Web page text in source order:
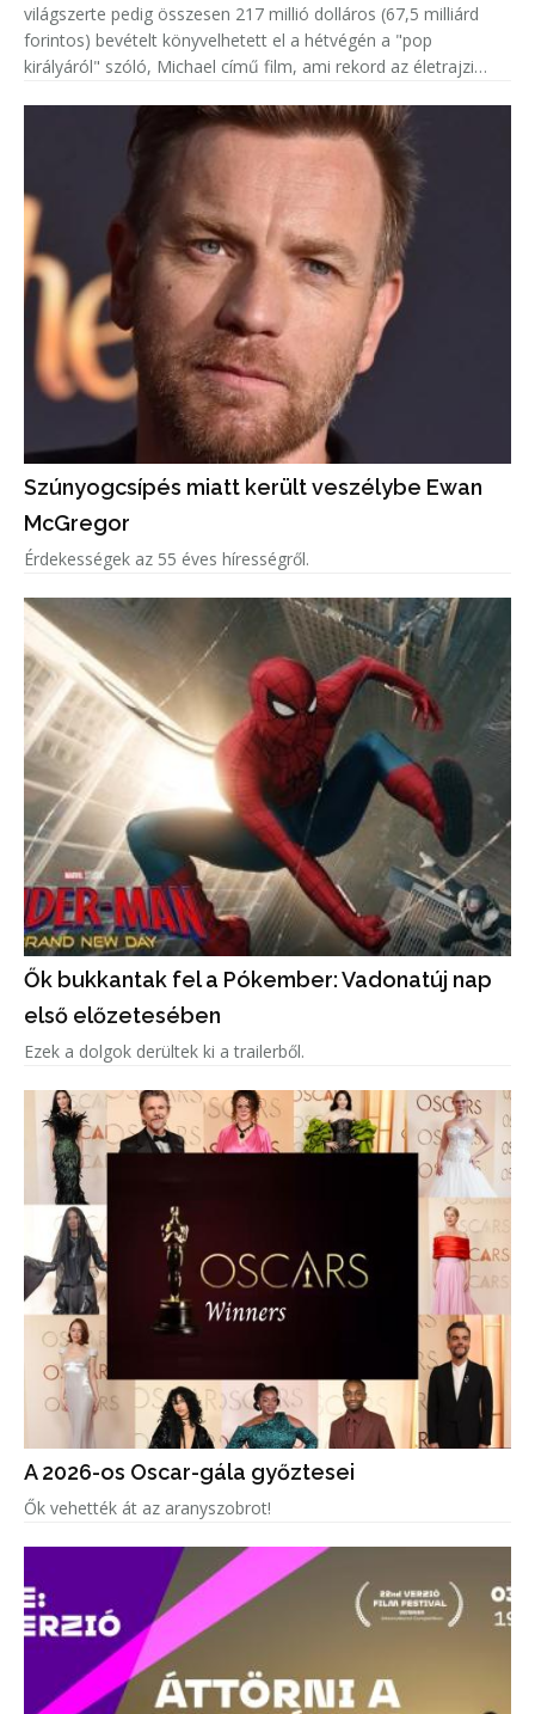
világszerte pedig összesen 217 millió dolláros (67,5 milliárd
forintos) bevételt könyvelhetett el a hétvégén a "pop
királyáról" szóló, Michael című film, ami rekord az életrajzi
Szúnyogcsípés miatt került veszélybe Ewan
McGregor
Érdekességek az 55 éves hírességről.
Ők bukkantak fel a Pókember: Vadonatúj nap
első előzetesében
Ezek a dolgok derültek ki a trailerből.
A 2026-os Oscar-gála győztesei
Ők vehették át az aranyszobrot!